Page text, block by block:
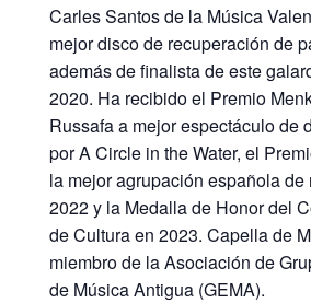
Carles Santos de la Música
mejor disco de recuperación de
además de finalista de este
2020. Ha recibido el Premio
Russafa a mejor espectáculo de
por A Circle in the Water, el
la mejor agrupación española
2022 y la Medalla de Honor del
de Cultura en 2023. Capella de
miembro de la Asociación de
de Música Antigua (GEMA).